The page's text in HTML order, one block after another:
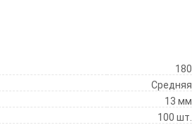
180
Средняя
13 мм
100 шт.